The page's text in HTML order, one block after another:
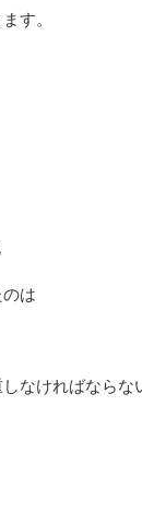
す。
は
なければならな